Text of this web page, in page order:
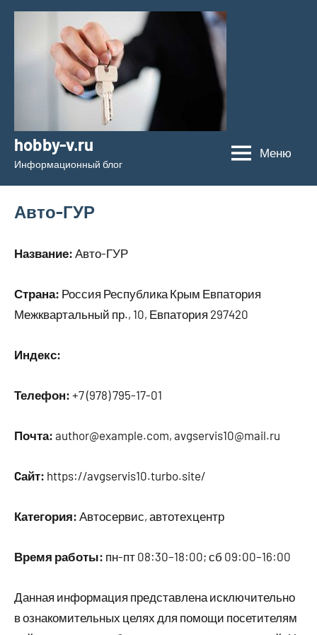
Перейти
содержимому
hobby-v.ru
Информационный блог
Меню
Авто-ГУР
Название: Авто-ГУР
Страна: Россия Республика Крым Евпатория
Межквартальный пр., 10, Евпатория 297420
Индекс:
Телефон: +7 (978) 795-17-01
Почта: author@example.com, avgservis10@mail.ru
Cайт: https://avgservis10.turbo.site/
Категория: Автосервис, автотехцентр
Время работы: пн-пт 08:30–18:00; сб 09:00–16:00
Данная информация представлена исключительно
в ознакомительных целях для помощи посетителям